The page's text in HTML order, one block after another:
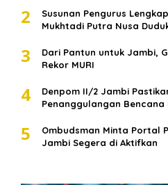
2
Susunan Pengurus
Mukhtadi Putra Nusa
3
Dari Pantun untuk Jambi,
Rekor MURI
4
Denpom II/2 Jambi
Penanggulangan
5
Ombudsman Minta Portal
Jambi Segera di Aktifkan